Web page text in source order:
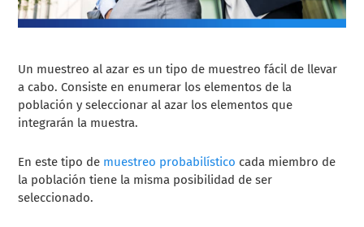
Un muestreo al azar es un tipo de muestreo fácil de llevar
a cabo. Consiste en enumerar los elementos de la
población y seleccionar al azar los elementos que
integrarán la muestra.
En este tipo de muestreo probabilístico cada miembro de
la población tiene la misma posibilidad de ser
seleccionado.